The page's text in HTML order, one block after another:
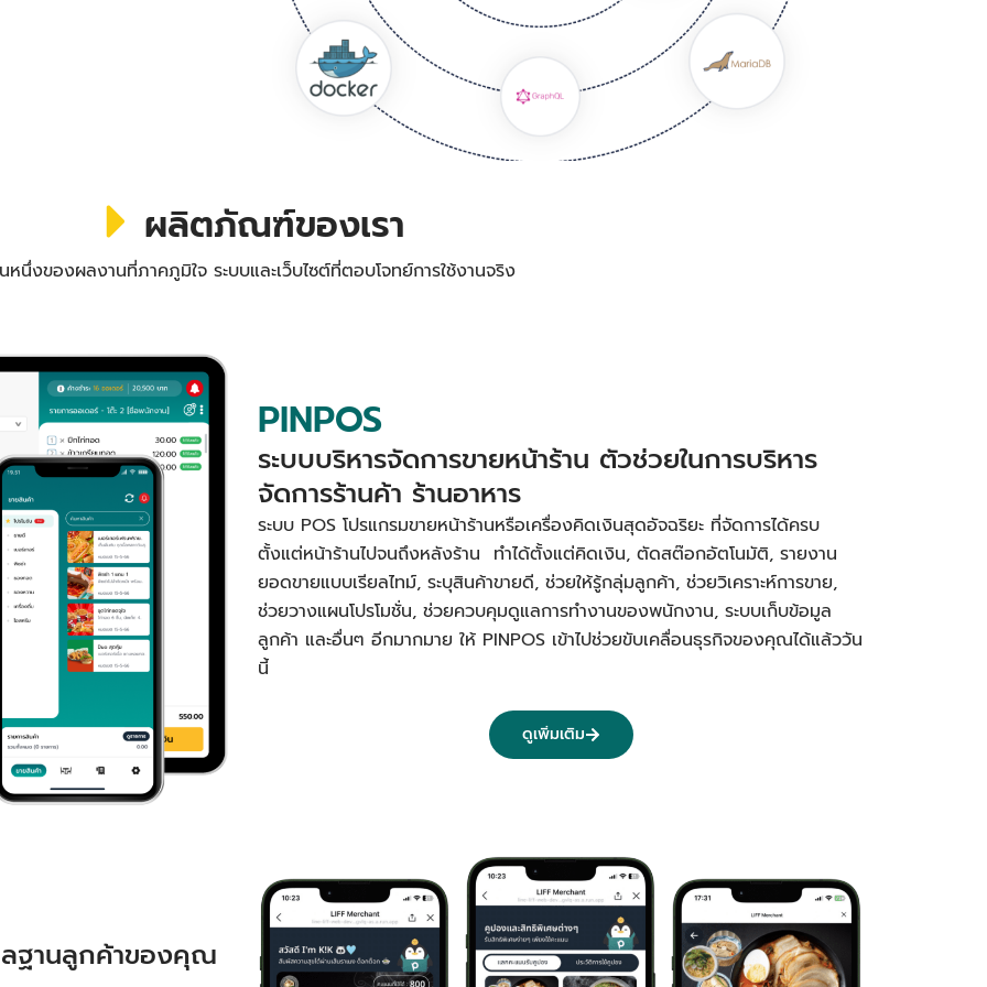
ผลิตภัณฑ์ของเรา
หนึ่งของผลงานที่ภาคภูมิใจ ระบบและเว็บไซต์ที่ตอบโจทย์การใช้งานจริง
PINPOS
ระบบบริหารจัดการขายหน้าร้าน ตัวช่วยในการบริหาร
จัดการร้านค้า ร้านอาหาร
ระบบ POS โปรแกรมขายหน้าร้านหรือเครื่องคิดเงินสุดอัจฉริยะ ที่จัดการได้ครบ
ตั้งแต่หน้าร้านไปจนถึงหลังร้าน ทำได้ตั้งแต่คิดเงิน, ตัดสต๊อกอัตโนมัติ, รายงาน
ยอดขายแบบเรียลไทม์, ระบุสินค้าขายดี, ช่วยให้รู้กลุ่มลูกค้า, ช่วยวิเคราะห์การขาย,
ช่วยวางแผนโปรโมชั่น, ช่วยควบคุมดูแลการทำงานของพนักงาน, ระบบเก็บข้อมูล
ลูกค้า และอื่นๆ อีกมากมาย ให้ PINPOS เข้าไปช่วยขับเคลื่อนธุรกิจของคุณได้แล้ววัน
นี้
ดูเพิ่มเติม
ฐานลูกค้าของคุณ